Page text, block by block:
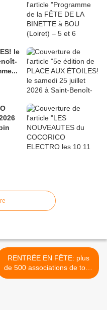
le
RENTRÉE EN FÊTE: plus
de 500 associations de tous
types à ORLÉANS le